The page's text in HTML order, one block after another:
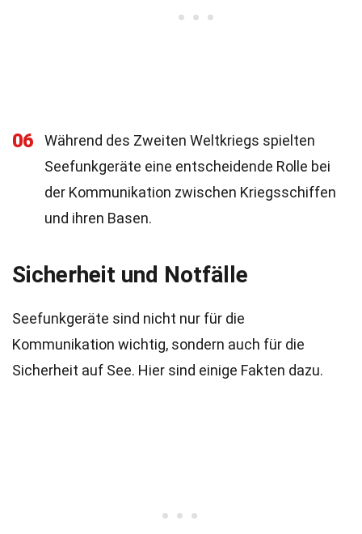
06
Während des Zweiten Weltkriegs spielten
Seefunkgeräte eine entscheidende Rolle bei
der Kommunikation zwischen Kriegsschiffen
und ihren Basen.
Sicherheit und Notfälle
Seefunkgeräte sind nicht nur für die
Kommunikation wichtig, sondern auch für die
Sicherheit auf See. Hier sind einige Fakten dazu.